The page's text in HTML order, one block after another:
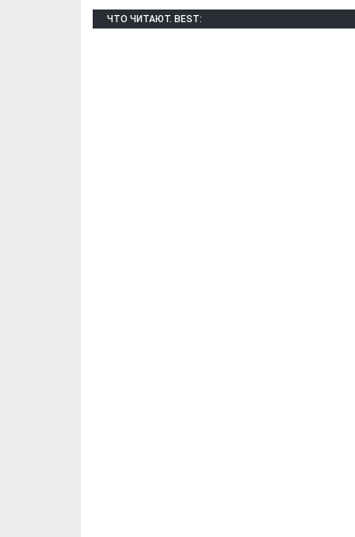
ЧТО ЧИТАЮТ. BEST:
для Зелимхана (Отр.
из романа «1овда»)